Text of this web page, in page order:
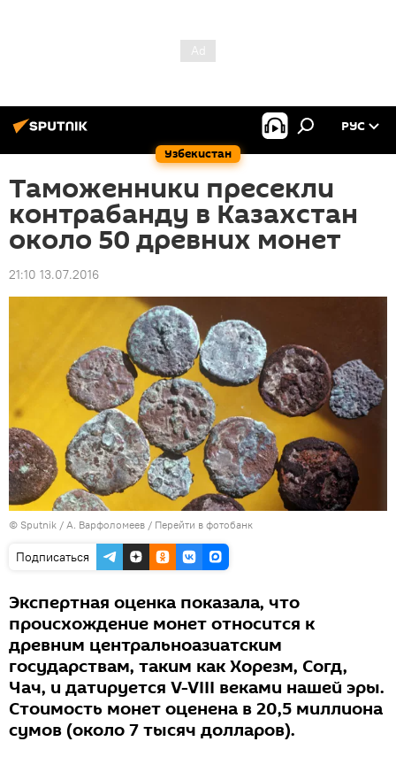
Узбекистан
РУС
Таможенники пресекли
контрабанду в Казахстан
около 50 древних монет
21:10 13.07.2016
© Sputnik / А. Варфоломеев / Перейти в фотобанк
Подписаться
Экспертная оценка показала, что
происхождение монет относится к
древним центральноазиатским
государствам, таким как Хорезм, Согд,
Чач, и датируется V-VIII веками нашей эры.
Стоимость монет оценена в 20,5 миллиона
сумов (около 7 тысяч долларов).